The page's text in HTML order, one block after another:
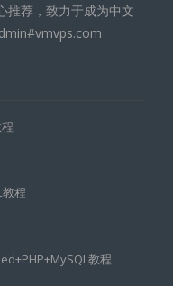
推荐，致力于成为中文
程
教程